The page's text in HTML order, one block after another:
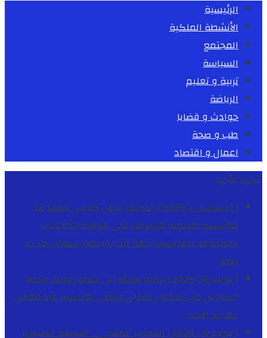
الرئيسية
الأنشطة الملكية
المجتمع
السياسة
تربية و تعليم
الرياضة
حوادث و قضايا
طب و صحة
اعمال و اقتصاد
شريط الأخبار
[ أغسطس 1, 2026 ]
الدكتور نوفل كديلي يتفقد 12
مؤسسة تعليمية للإشراف على مراقبة الداخليات
والمطاعم المدرسية بجهة الدار البيضاء-سطاتطب و
صحة
[ يوليو 30, 2026 ]
برقية تهنئة الى جلالة الملك محمد
السادس من الدكتور رضوان غنيمي بمناسبة عيد العرش
المجيدالاخبار
[ يوليو 30, 2026 ]
الخطاب الملكي .. “فلسفة السيادة